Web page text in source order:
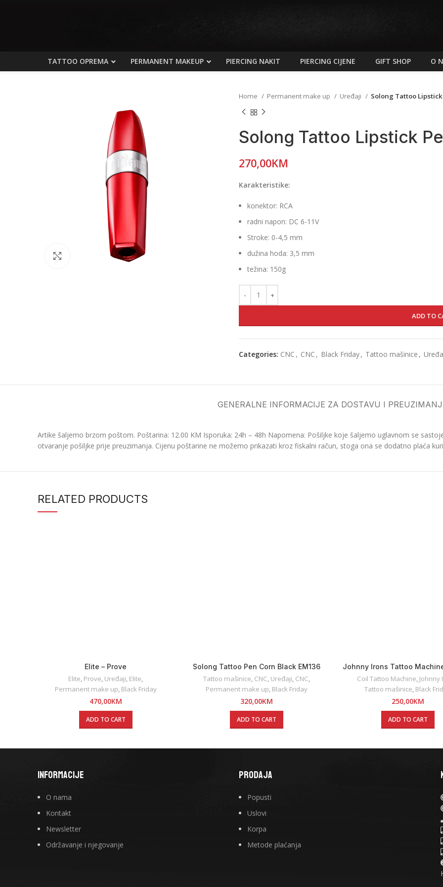
TATTOO OPREMA PERMANENT MAKEUP PIERCING NAKIT PIERCING CIJENE GIFT SHOP O
Click to enlarge
Home Permanent make up Uređaji Solong Tattoo Lipstick
Solong Tattoo Lipstick
270,00KM
Karakteristike:
konektor: RCA
radni napon: DC 6-11V
Stroke: 0-4,5 mm
dužina hoda: 3,5 mm
težina: 150g
ADD TO
Categories: CNC , CNC , Black Friday, Tattoo mašinice ,
GENERALNE INFORMACIJE ZA DOSTAVU I
Artike šaljemo brzom poštom. Poštarina: 12.00 KM Isporuka: 24h – 48h Napomena: Pošiljke koje šaljemo uglavnom se
otvaranje pošiljke prije preuzimanja. Cijenu poštarine ne možemo prikazati kroz fiskalni račun, stoga ona se dodatno plaća
RELATED PRODUCTS
Elite – Prove
Elite, Prove, Uređaji, Elite,
Permanent make up, Black Friday
470,00KM
ADD TO CART
Solong Tattoo Pen Corn Black EM136
Tattoo mašinice, CNC, Uređaji, CNC,
Permanent make up, Black Friday
320,00KM
ADD TO CART
Johnny Irons Tattoo
Coil Tattoo Machine, Johnny
Tattoo mašinice, Black
250,00KM
ADD TO CART
INFORMACIJE
O nama
Kontakt
Newsletter
Održavanje i njegovanje
PRODAJA
Popusti
Uslovi
Korpa
Metode plaćanja